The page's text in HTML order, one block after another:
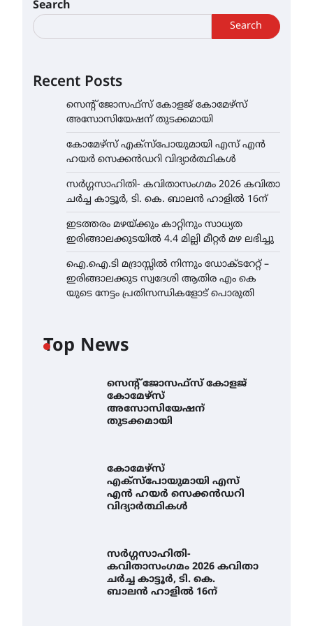
Search
Search
Recent Posts
സെന്റ് ജോസഫ്സ് കോളജ് കോമേഴ്‌സ്
അസോസിയേഷന് തുടക്കമായി
കോമേഴ്സ് എക്സ്പോയുമായി എസ് എൻ
ഹയർ സെക്കൻഡറി വിദ്യാർത്ഥികൾ
സർഗ്ഗസാഹിതി- കവിതാസംഗമം 2026 കവിതാ
ചർച്ച കാട്ടൂർ, ടി. കെ. ബാലൻ ഹാളിൽ 16ന്
ഇടത്തരം മഴയ്ക്കും കാറ്റിനും സാധ്യത
ഇരിങ്ങാലക്കുടയിൽ 4.4 മില്ലി മീറ്റർ മഴ ലഭിച്ചു
ഐ.ഐ.ടി മദ്രാസ്സിൽ നിന്നും ഡോക്ടറേറ്റ് –
ഇരിങ്ങാലക്കുട സ്വദേശി ആതിര എം കെ
യുടെ നേട്ടം പ്രതിസന്ധികളോട് പൊരുതി
Top News
സെന്റ് ജോസഫ്സ് കോളജ്
കോമേഴ്‌സ്
അസോസിയേഷന്
തുടക്കമായി
കോമേഴ്സ്
എക്സ്പോയുമായി എസ്
എൻ ഹയർ സെക്കൻഡറി
വിദ്യാർത്ഥികൾ
സർഗ്ഗസാഹിതി-
കവിതാസംഗമം 2026 കവിതാ
ചർച്ച കാട്ടൂർ, ടി. കെ.
ബാലൻ ഹാളിൽ 16ന്